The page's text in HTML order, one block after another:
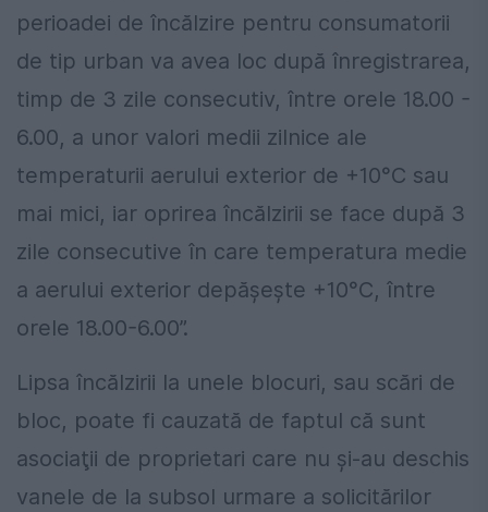
perioadei de încălzire pentru consumatorii
de tip urban va avea loc după înregistrarea,
timp de 3 zile consecutiv, între orele 18.00 -
6.00, a unor valori medii zilnice ale
temperaturii aerului exterior de +10°C sau
mai mici, iar oprirea încălzirii se face după 3
zile consecutive în care temperatura medie
a aerului exterior depăşeşte +10°C, între
orele 18.00-6.00”.
Lipsa încălzirii la unele blocuri, sau scări de
bloc, poate fi cauzată de faptul că sunt
asociaţii de proprietari care nu şi-au deschis
vanele de la subsol urmare a solicitărilor